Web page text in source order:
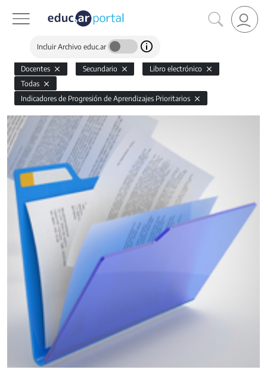
Incluir Archivo educ.ar
Docentes Secundario
Libro electrónico
Todas
Indicadores de Progresión de Aprendizajes Prioritarios